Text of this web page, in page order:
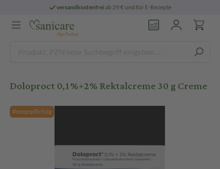
versandkostenfreiab 29 € und für E-Rezepte
Doloproct 0,1%+2% Rektalcreme 30 g Creme
Rezeptpflichtig